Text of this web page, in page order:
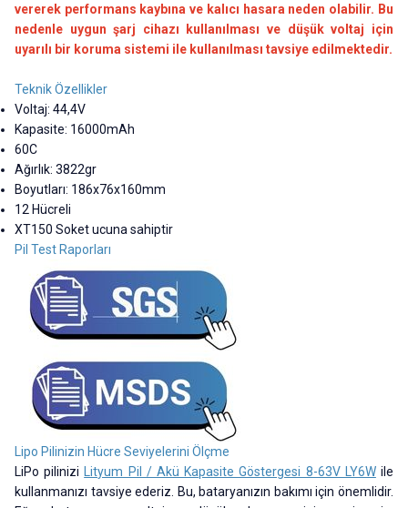
vererek performans kaybına ve kalıcı hasara neden olabilir. Bu
nedenle uygun şarj cihazı kullanılması ve düşük voltaj için
uyarılı bir koruma sistemi ile kullanılması tavsiye edilmektedir.
Teknik Özellikler
Voltaj: 44,4V
Kapasite: 16000mAh
60C
Ağırlık: 3822gr
Boyutları: 186x76x160mm
12 Hücreli
XT150 Soket ucuna sahiptir
Pil Test Raporları
Lipo Pilinizin Hücre Seviyelerini Ölçme
LiPo pilinizi
Lityum Pil / Akü Kapasite Göstergesi 8-63V LY6Wile
kullanmanızı tavsiye ederiz. Bu, bataryanızın bakımı için önemlidir.